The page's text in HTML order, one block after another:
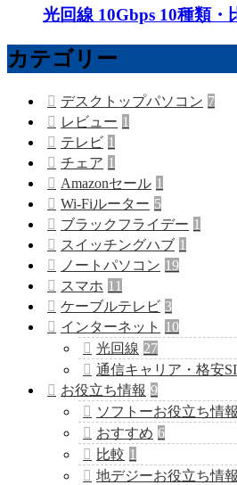
光回線 10Gbps 10種類・
カテゴリー
デスクトップパソコン 7
レビュー 1
テレビ 1
チェア 1
Amazonセール 1
Wi-Fiルーター 5
ブラックフライデー 1
スイッチングハブ 1
ノートパソコン 19
スマホ 11
ケーブルテレビ 3
インターネット
10
光回線 27
通信キャリア・格安
お役立ち情報 9
ソフトーお役立ち情
おすすめ 6
比較 1
地デジーお役立ち情